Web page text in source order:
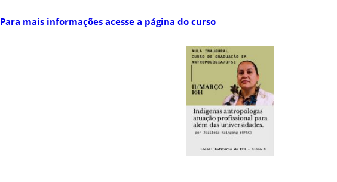
Para mais informações acesse a página do curso